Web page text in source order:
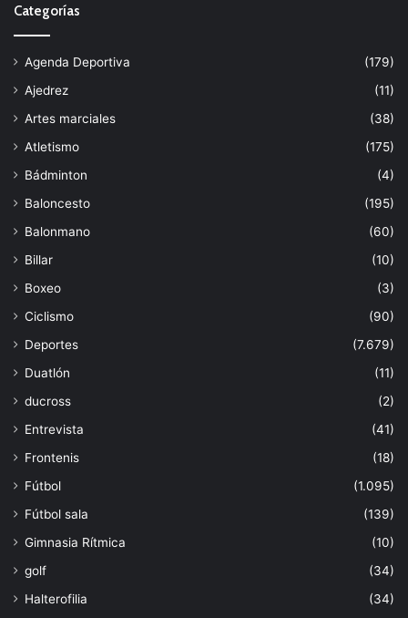
Categorías
Agenda Deportiva
(179)
Ajedrez
(11)
Artes marciales
(38)
Atletismo
(175)
Bádminton
(4)
Baloncesto
(195)
Balonmano
(60)
Billar
(10)
Boxeo
(3)
Ciclismo
(90)
Deportes
(7.679)
Duatlón
(11)
ducross
(2)
Entrevista
(41)
Frontenis
(18)
Fútbol
(1.095)
Fútbol sala
(139)
Gimnasia Rítmica
(10)
golf
(34)
Halterofilia
(34)